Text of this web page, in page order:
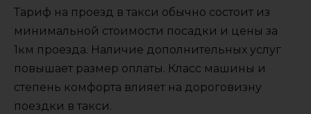
Тариф на проезд в такси обычно состоит из
минимальной стоимости посадки и цены за
1км проезда. Наличие дополнительных услуг
повышает размер оплаты. Класс машины и
степень комфорта влияет на дороговизну
поездки в такси.